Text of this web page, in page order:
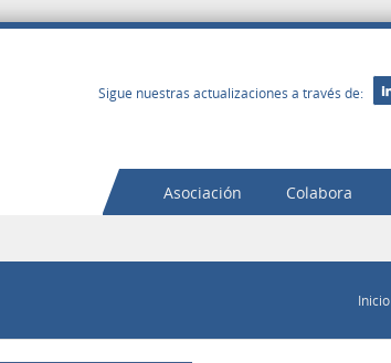
Sigue nuestras actualizaciones a través de:
Asociación Colabora
Inicio